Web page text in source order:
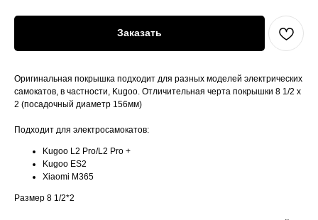
Заказать
Оригинальная покрышка подходит для разных моделей электрических
самокатов, в частности, Kugoo. Отличительная черта покрышки 8 1/2 x
2 (посадочный диаметр 156мм)
Подходит для электросамокатов:
Kugoo L2 Pro/L2 Pro +
Kugoo ES2
Xiaomi M365
Размер 8 1/2*2